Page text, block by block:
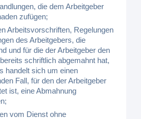
die dem Arbeitgeber
zufügen;
Arbeitsvorschriften, Regelungen
des Arbeitgebers, die
und für die der Arbeitgeber den
schriftlich abgemahnt hat,
handelt sich um einen
Fall, für den der Arbeitgeber
ist, eine Abmahnung
vom Dienst ohne